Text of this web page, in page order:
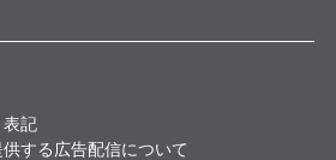
記
する広告配信について